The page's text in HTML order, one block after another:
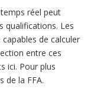
réel peut
qualifications. Les
de calculer
entre ces
ici. Pour plus
de la FFA.